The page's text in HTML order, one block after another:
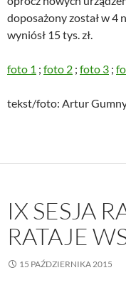
doposażony został w 4
wyniósł 15 tys. zł.
foto 1 ; foto 2 ; foto 3 ;
tekst/foto: Artur
IX SESJA
RATAJE
15 PAŹDZIERNIKA 2015